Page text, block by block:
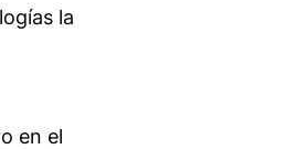
la
en el